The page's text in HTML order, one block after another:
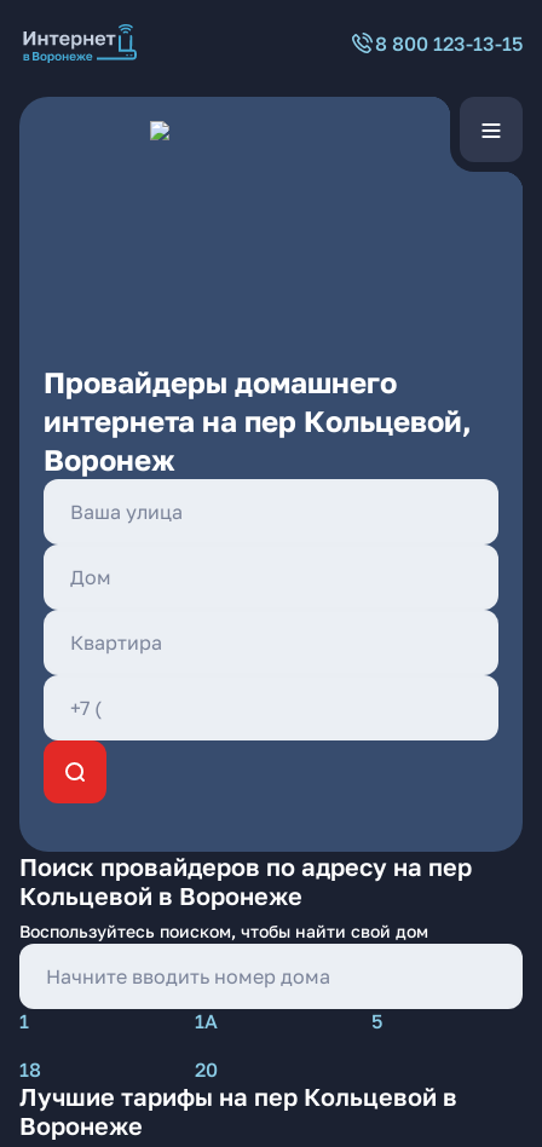
8 800 123-13-15
Провайдеры домашнего
интернета на пер Кольцевой,
Воронеж
Поиск провайдеров по адресу на пер
Кольцевой в Воронеже
Воспользуйтесь поиском, чтобы найти свой дом
1 1А
5
18
20
Лучшие тарифы на пер Кольцевой в
Воронеже